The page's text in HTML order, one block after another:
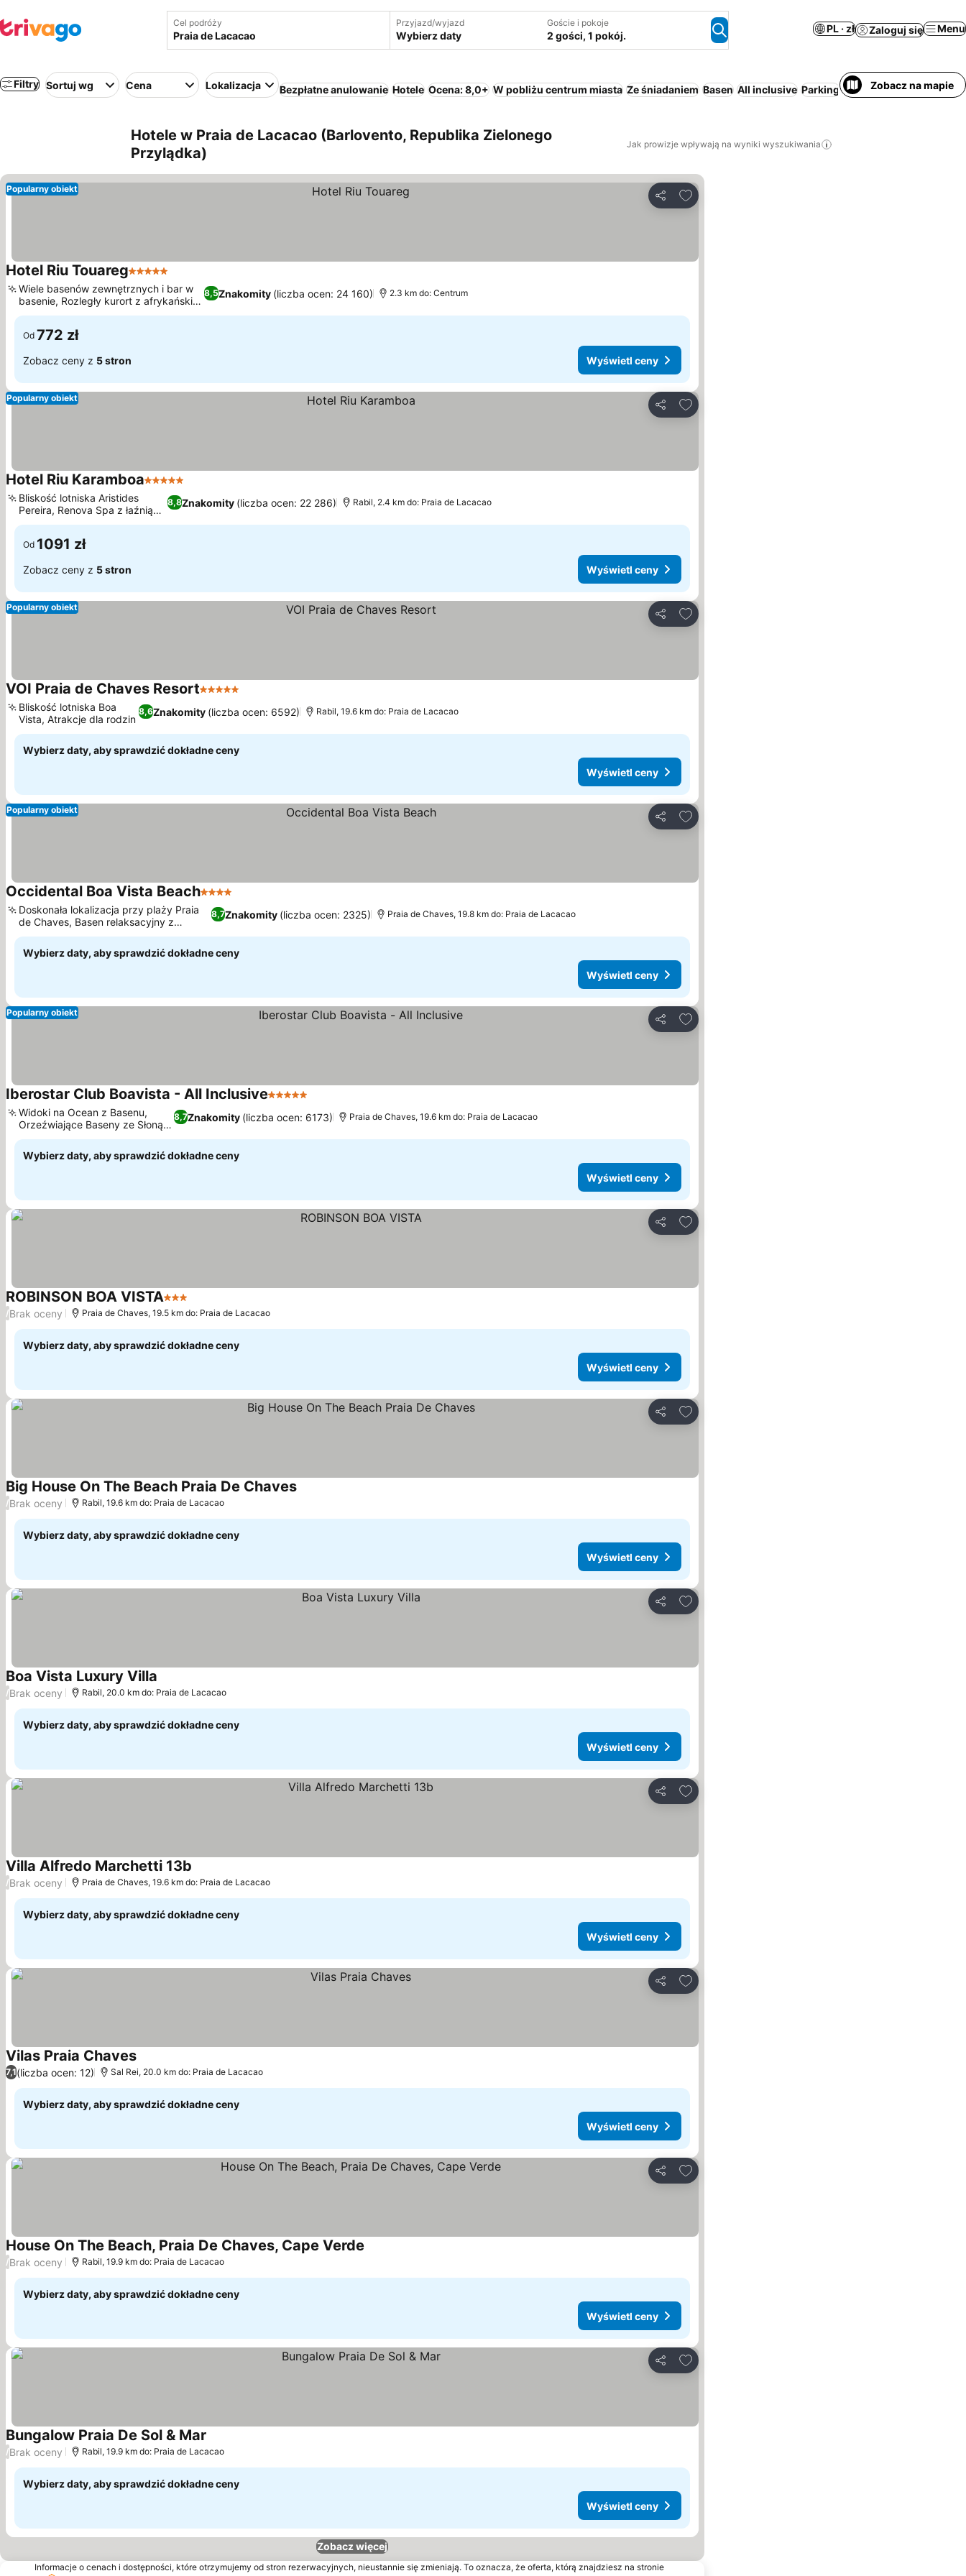
Cel podróży Przyjazd/wyjazd
Wybierz daty
Goście i pokoje
2 gości, 1 pokój.
PL · zł Zaloguj się Menu
Filtry Sortuj wg Cena Lokalizacja Bezpłatne anulowanie Hotele Ocena: 8,0+ W pobliżu centrum miasta Ze śniadaniem Basen All inclusive Parking Plaża Pełne wyżywienie
Zobacz na mapie
Hotele w Praia de Lacacao (Barlovento, Republika Zielonego
Przylądka)
Jak prowizje wpływają na wyniki wyszukiwania
Udostępnij
Dodaj do ulubionych
Popularny obiekt
Hotel Riu Touareg5 Kategoria
8,5Znakomity (liczba ocen: 24 160)
Wiele basenów zewnętrznych i bar w
basenie, Rozległy kurort z afrykańskim
designem
2.3 km do: Centrum
Od 772 zł
Zobacz ceny z 5 stron Wyświetl ceny
Udostępnij
Dodaj do ulubionych
Popularny obiekt
Hotel Riu Karamboa5 Kategoria
8,8Znakomity (liczba ocen: 22 286)
Bliskość lotniska Aristides
Pereira, Renova Spa z łaźnią
parową
Rabil, 2.4 km do: Praia de Lacacao
Od 1091 zł
Zobacz ceny z 5 stron Wyświetl ceny
Udostępnij
Dodaj do ulubionych
Popularny obiekt
VOI Praia de Chaves Resort5 Kategoria
8,6Znakomity (liczba ocen: 6592)
Bliskość lotniska Boa
Vista, Atrakcje dla rodzin
Rabil, 19.6 km do: Praia de Lacacao
Wybierz daty, aby sprawdzić dokładne ceny
Wyświetl ceny
Udostępnij
Dodaj do ulubionych
Popularny obiekt
Occidental Boa Vista Beach4 Kategoria
8,7Znakomity (liczba ocen: 2325)
Doskonała lokalizacja przy plaży Praia
de Chaves, Basen relaksacyjny z
balijskimi łóżkami
Praia de Chaves, 19.8 km do: Praia de Lacacao
Wybierz daty, aby sprawdzić dokładne ceny
Wyświetl ceny
Udostępnij
Dodaj do ulubionych
Popularny obiekt
Iberostar Club Boavista - All Inclusive5 Kategoria
8,7Znakomity (liczba ocen: 6173)
Widoki na Ocean z Basenu,
Orzeźwiające Baseny ze Słoną
Wodą
Praia de Chaves, 19.6 km do: Praia de Lacacao
Wybierz daty, aby sprawdzić dokładne ceny
Wyświetl ceny
Udostępnij
Dodaj do ulubionych
ROBINSON BOA VISTA3 Kategoria
/Brak oceny Praia de Chaves, 19.5 km do: Praia de Lacacao
Wybierz daty, aby sprawdzić dokładne ceny
Wyświetl ceny
Udostępnij
Dodaj do ulubionych
Big House On The Beach Praia De Chaves
/Brak oceny Rabil, 19.6 km do: Praia de Lacacao
Wybierz daty, aby sprawdzić dokładne ceny
Wyświetl ceny
Udostępnij
Dodaj do ulubionych
Boa Vista Luxury Villa
/Brak oceny Rabil, 20.0 km do: Praia de Lacacao
Wybierz daty, aby sprawdzić dokładne ceny
Wyświetl ceny
Udostępnij
Dodaj do ulubionych
Villa Alfredo Marchetti 13b
/Brak oceny Praia de Chaves, 19.6 km do: Praia de Lacacao
Wybierz daty, aby sprawdzić dokładne ceny
Wyświetl ceny
Udostępnij
Dodaj do ulubionych
Vilas Praia Chaves
7,1(liczba ocen: 12) Sal Rei, 20.0 km do: Praia de Lacacao
Wybierz daty, aby sprawdzić dokładne ceny
Wyświetl ceny
Udostępnij
Dodaj do ulubionych
House On The Beach, Praia De Chaves, Cape Verde
/Brak oceny Rabil, 19.9 km do: Praia de Lacacao
Wybierz daty, aby sprawdzić dokładne ceny
Wyświetl ceny
Udostępnij
Dodaj do ulubionych
Bungalow Praia De Sol & Mar
/Brak oceny Rabil, 19.9 km do: Praia de Lacacao
Wybierz daty, aby sprawdzić dokładne ceny
Wyświetl ceny
Zobacz więcej
Informacje o cenach i dostępności, które otrzymujemy od stron rezerwacyjnych, nieustannie się zmieniają. To oznacza, że oferta, którą znajdziesz na stronie